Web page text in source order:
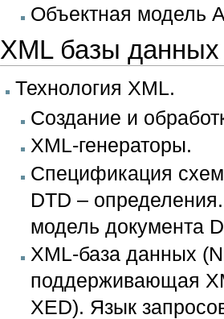
Объектная модель
XML базы данных
Технология XML.
Создание и
XML-генераторы.
Спецификация
DTD –
модель документа
XML-база данных
поддерживающая
XED). Язык